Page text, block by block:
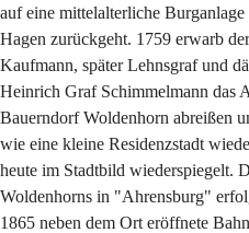
auf eine mittelalterliche
Hagen zurückgeht. 1759 erwarb
Kaufmann, später Lehnsgraf und
Heinrich Graf Schimmelmann das
Bauerndorf Woldenhorn abreißen
wie eine kleine Residenzstadt
heute im Stadtbild wiederspiegelt.
Woldenhorns in "Ahrensburg"
1865 neben dem Ort eröffnete